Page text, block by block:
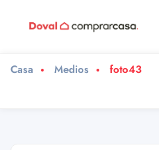
Casa Medios foto43